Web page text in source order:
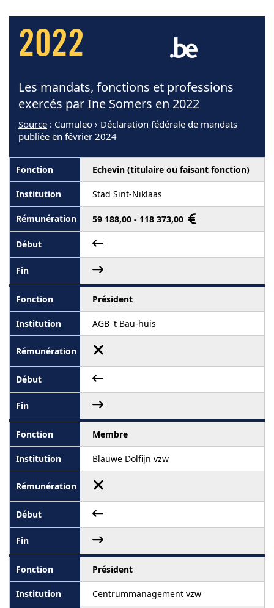
2022
Les mandats, fonctions et professions
exercés par Ine Somers en 2022
Source : Cumuleo › Déclaration fédérale de mandats
publiée en février 2024
Echevin (titulaire ou faisant fonction)
Stad Sint-Niklaas
59 188,00 - 118 373,00
Président
AGB 't Bau-huis
Membre
Blauwe Dolfijn vzw
Président
Centrummanagement vzw